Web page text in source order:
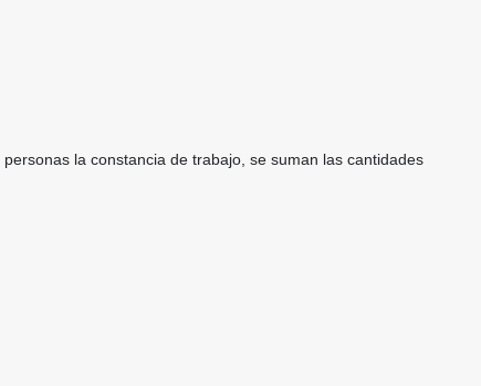
la constancia de trabajo, se suman las cantidades